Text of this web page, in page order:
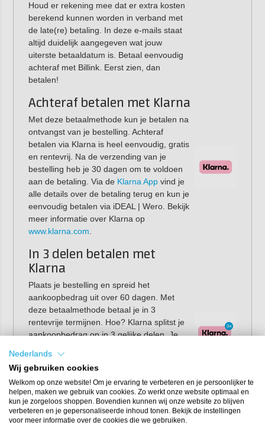
Houd er rekening mee dat er extra kosten
berekend kunnen worden in verband met
de late(re) betaling. In deze e-mails staat
altijd duidelijk aangegeven wat jouw
uiterste betaaldatum is. Betaal eenvoudig
achteraf met Billink. Eerst zien, dan
betalen!
Achteraf betalen met Klarna
Met deze betaalmethode kun je betalen na
ontvangst van je bestelling. Achteraf
betalen via Klarna is heel eenvoudig, gratis
en rentevrij. Na de verzending van je
bestelling heb je 30 dagen om te voldoen
aan de betaling. Via de Klarna Appvind je
alle details over de betaling terug en kun je
eenvoudig betalen via iDEAL | Wero. Bekijk
meer informatie over Klarna op
www.klarna.com
In 3 delen betalen met
Klarna
Plaats je bestelling en spreid het
aankoopbedrag uit over 60 dagen. Met
deze betaalmethode betaal je in 3
rentevrije termijnen. Hoe? Klarna splitst je
aankoopbedrag op in 3 gelijke delen. Je
60 dagen via automatische incasso. Zo
heb je er geen omkijken meer naar en
geniet je maximaal van je nieuwe aankoop.
Eerder aflossen kan altijd. Bekijk meer
informatie over Klarna opwww.klarna.com.
Nederlands
Wij gebruiken cookies
Welkom op onze website! Om je ervaring te verbeteren en je persoonlijker te
helpen, maken we gebruik van cookies. Zo werkt onze website optimaal en
kun je zorgeloos shoppen. Bovendien kunnen wij onze website zo blijven
verbeteren en je gepersonaliseerde inhoud tonen. Bekijk de instellingen
voor meer informatie over de cookies die we gebruiken.